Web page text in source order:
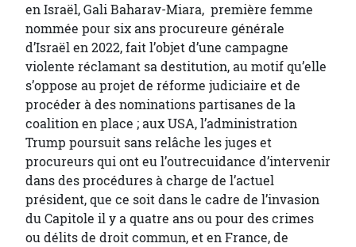
en Israël, Gali Baharav-Miara, première femme
nommée pour six ans procureure générale
d’Israël en 2022, fait l’objet d’une campagne
violente réclamant sa destitution, au motif qu’elle
s’oppose au projet de réforme judiciaire et de
procéder à des nominations partisanes de la
coalition en place ; aux USA, l’administration
Trump poursuit sans relâche les juges et
procureurs qui ont eu l’outrecuidance d’intervenir
dans des procédures à charge de l’actuel
président, que ce soit dans le cadre de l’invasion
du Capitole il y a quatre ans ou pour des crimes
ou délits de droit commun, et en France, de